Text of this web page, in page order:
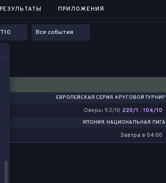
РЕЗУЛЬТАТЫ ПРИЛОЖЕНИЯ
РЕЗУЛЬТАТЫ ПРИЛОЖЕНИЯ
T10 Все события
ЕВРОПЕЙСКАЯ СЕРИЯ. КРУГОВОЙ ТУРНИР
Оверы 9.3/10 220/1 : 104/10
ЯПОНИЯ. НАЦИОНАЛЬНАЯ ЛИГА
Завтра в 04:00